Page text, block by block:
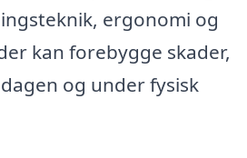
ergonomi og
kan forebygge skader,
og under fysisk